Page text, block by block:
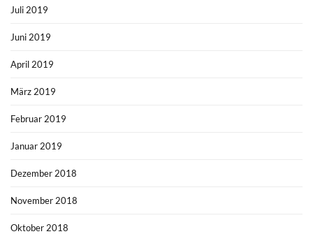
Juli 2019
Juni 2019
April 2019
März 2019
Februar 2019
Januar 2019
Dezember 2018
November 2018
Oktober 2018